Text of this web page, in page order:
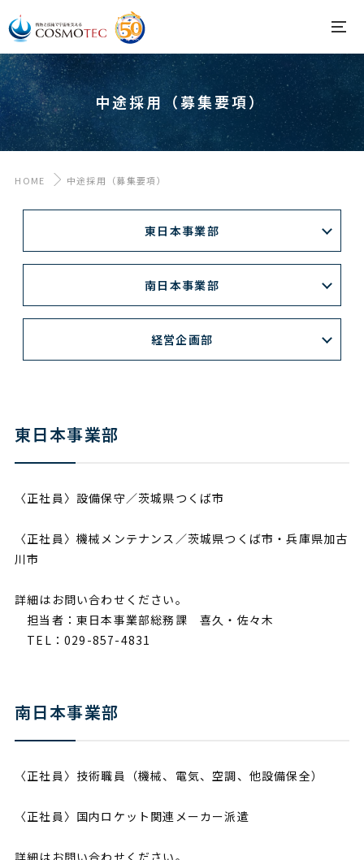
中途採用（募集要項）
HOME 中途採用（募集要項）
東日本事業部
南日本事業部
経営企画部
東日本事業部
〈正社員〉設備保守／茨城県つくば市
〈正社員〉機械メンテナンス／茨城県つくば市・兵庫県加古
川市
詳細はお問い合わせください。
担当者：東日本事業部総務課 喜久・佐々木
TEL：029-857-4831
南日本事業部
〈正社員〉技術職員（機械、電気、空調、他設備保全）
〈正社員〉国内ロケット関連メーカー派遣
詳細はお問い合わせください。